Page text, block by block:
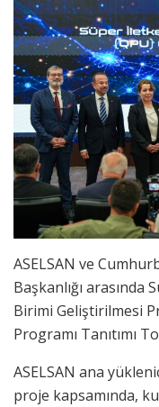
ASELSAN ve
Başkanlığı
Birimi Geliştirilmesi
Programı Tanıtımı
ASELSAN ana
proje kapsamında,